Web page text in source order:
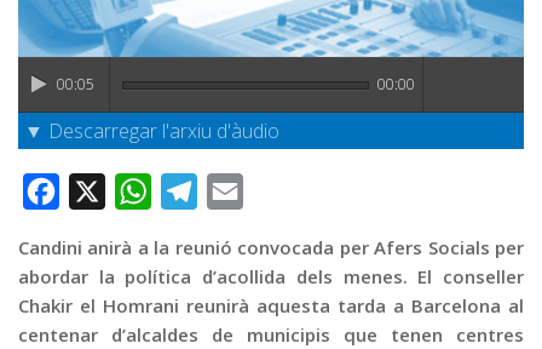
Graella
Publicitat
00:05 00:00
▼ Descarregar l'arxiu d'àudio
Facebook WhatsAppTelegram
Candini anirà a la reunió convocada per Afers Socials per
abordar la política d’acollida dels menes. El conseller
Chakir el Homrani reunirà aquesta tarda a Barcelona al
centenar d’alcaldes de municipis que tenen centres